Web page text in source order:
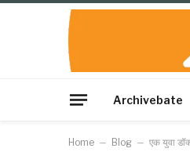
Archivebate
Home – Blog – एक युवा